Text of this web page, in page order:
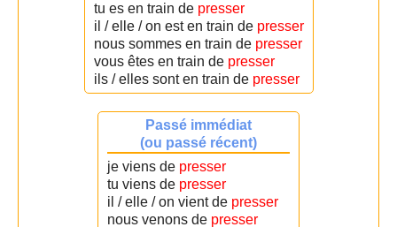
tu es en train de presser
il / elle / on est en train de presser
nous sommes en train de presser
vous êtes en train de presser
ils / elles sont en train de presser
Passé immédiat
(ou passé récent)
je viens de presser
tu viens de presser
il / elle / on vient de presser
nous venons de presser